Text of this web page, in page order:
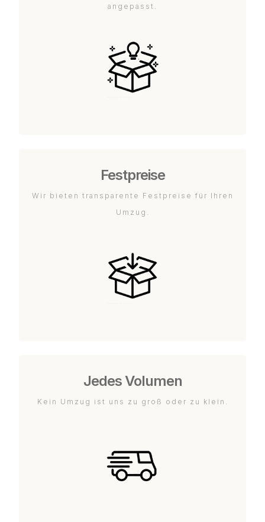
angepasst.
Festpreise
Wir bieten transparente Festpreise für Ihren
Umzug.
Jedes Volumen
Kein Umzug ist uns zu groß oder zu klein.